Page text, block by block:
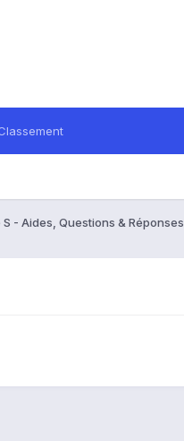
S - Aides, Questions & Réponses